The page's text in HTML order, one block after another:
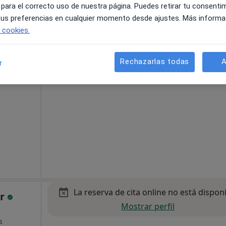
Pedir una cita
La reserva de cita online no está
Mostrar perfil
el correcto uso de nuestra página. Puedes retirar tu
preferencias en cualquier momento desde ajustes. Más
Rechazarlas todas